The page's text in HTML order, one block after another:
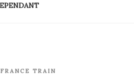
FRANCE TRAIN